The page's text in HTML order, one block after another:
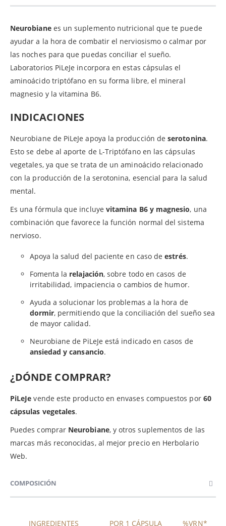
Neurobiane es un suplemento nutricional que te puede
ayudar a la hora de combatir el nerviosismo o calmar por
las noches para que puedas conciliar el sueño.
Laboratorios PiLeJe incorpora en estas cápsulas el
aminoácido triptófano en su forma libre, el mineral
magnesio y la vitamina B6.
INDICACIONES
Neurobiane de PiLeJe apoya la producción deserotonina.
Esto se debe al aporte de L-Triptófano en las cápsulas
vegetales, ya que se trata de un aminoácido relacionado
con la producción de la serotonina, esencial para la salud
mental.
Es una fórmula que incluye vitamina B6 y magnesio, una
combinación que favorece la función normal del sistema
nervioso.
Apoya la salud del paciente en caso deestrés.
Fomenta la relajación, sobre todo en casos de
irritabilidad, impaciencia o cambios de humor.
Ayuda a solucionar los problemas a la hora de
dormir, permitiendo que la conciliación del sueño sea
de mayor calidad.
Neurobiane de PiLeJe está indicado en casos de
ansiedad y cansancio.
¿DÓNDE COMPRAR?
PiLeJe vende este producto en envases compuestos por 60
cápsulas vegetales.
Puedes comprar Neurobiane, y otros suplementos de las
marcas más reconocidas, al mejor precio en Herbolario
Web.
COMPOSICIÓN
INGREDIENTES POR 1 CÁPSULA %VRN*